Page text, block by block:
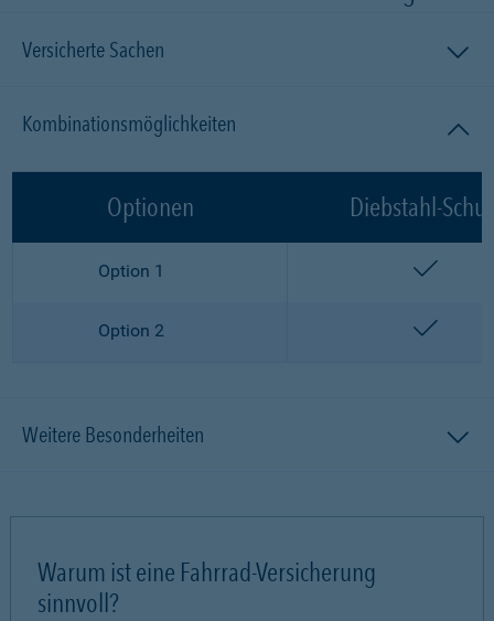
Versicherte Sachen
Kombinationsmöglichkeiten
Optionen Diebstahl-
Option 1
Option 2
Weitere Besonderheiten
Warum ist eine Fahrrad-Versicherung
sinnvoll?